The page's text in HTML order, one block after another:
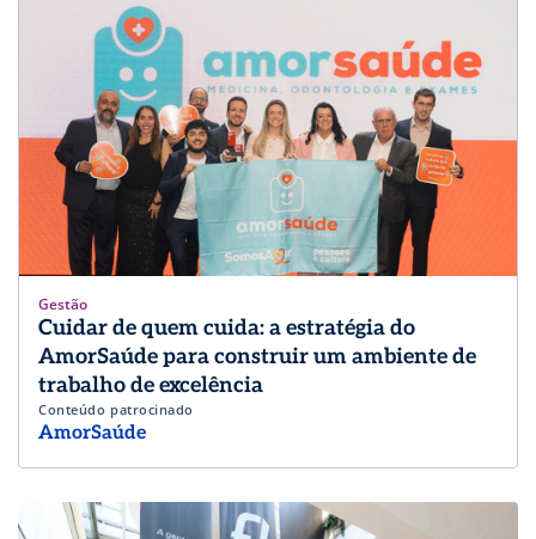
Gestão
Cuidar de quem cuida: a estratégia do
AmorSaúde para construir um ambiente de
trabalho de excelência
Conteúdo patrocinado
AmorSaúde